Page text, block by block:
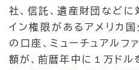
社、信託、遺産財団などに
イン権限があるアメリカ
の口座、ミューチュアルフ
額が、前暦年中に１万ドル